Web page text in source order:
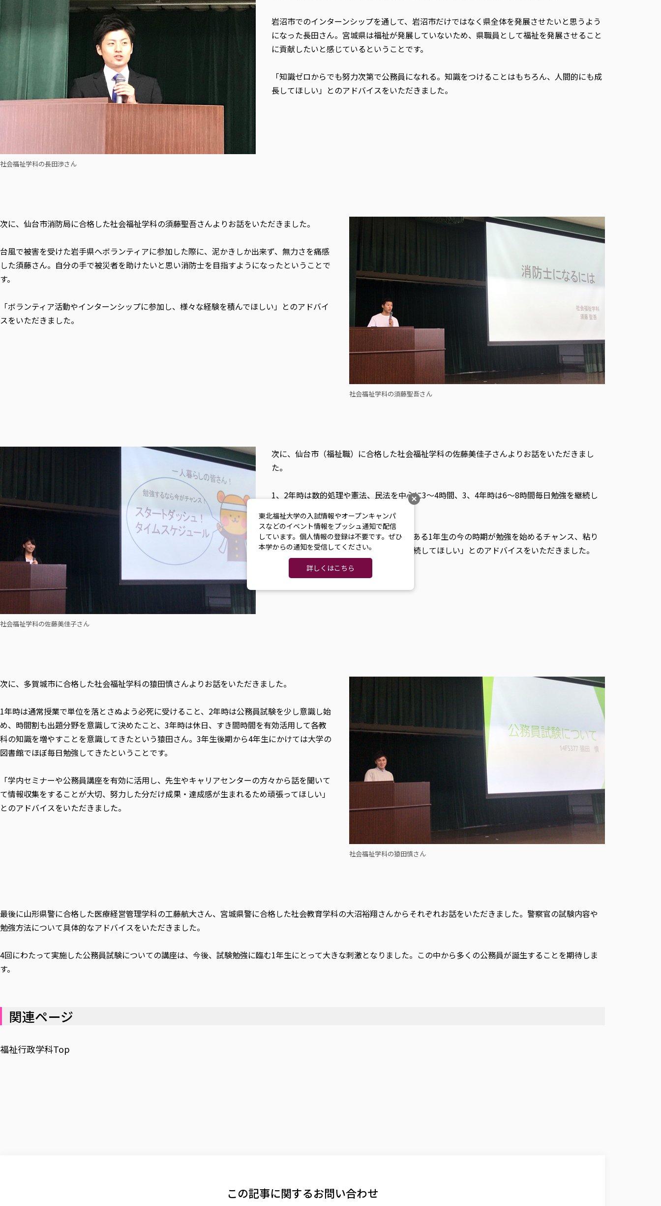
社会福祉学科の長田渉さん
岩沼市でのインターンシップを通して、岩沼市だけではなく県全体を発展させたいと思うよう
になった長田さん。宮城県は福祉が発展していないため、県職員として福祉を発展させること
に貢献したいと感じているということです。
「知識ゼロからでも努力次第で公務員になれる。知識をつけることはもちろん、人間的にも成
長してほしい」とのアドバイスをいただきました。
社会福祉学科の須藤聖吾さん
次に、仙台市消防局に合格した社会福祉学科の須藤聖吾さんよりお話をいただきました。
台風で被害を受けた岩手県へボランティアに参加した際に、泥かきしか出来ず、無力さを痛感
した須藤さん。自分の手で被災者を助けたいと思い消防士を目指すようになったということで
す。
「ボランティア活動やインターンシップに参加し、様々な経験を積んでほしい」とのアドバイ
スをいただきました。
社会福祉学科の佐藤美佳子さん
次に、仙台市（福祉職）に合格した社会福祉学科の佐藤美佳子さんよりお話をいただきまし
た。
1、2年時は数的処理や憲法、民法を中心に3～4時間、3、4年時は6～8時間毎日勉強を継続し
「大学生活に慣れてきて、比較的時間のある1年生の今の時期が勉強を始めるチャンス、粘り
強く、周りに流されず最後まで勉強を継続してほしい」とのアドバイスをいただきました。
社会福祉学科の猿田慎さん
次に、多賀城市に合格した社会福祉学科の猿田慎さんよりお話をいただきました。
1年時は通常授業で単位を落とさぬよう必死に受けること、2年時は公務員試験を少し意識し始
め、時間割も出題分野を意識して決めたこと、3年時は休日、すき間時間を有効活用して各教
科の知識を増やすことを意識してきたという猿田さん。3年生後期から4年生にかけては大学の
図書館でほぼ毎日勉強してきたということです。
「学内セミナーや公務員講座を有効に活用し、先生やキャリアセンターの方々から話を聞いて
て情報収集をすることが大切、努力した分だけ成果・達成感が生まれるため頑張ってほしい」
とのアドバイスをいただきました。
最後に山形県警に合格した医療経営管理学科の工藤航大さん、宮城県警に合格した社会教育学科の大沼裕翔さんからそれぞれお話をいただきました。警察官の試験内容や
勉強方法について具体的なアドバイスをいただきました。
4回にわたって実施した公務員試験についての講座は、今後、試験勉強に臨む1年生にとって大きな刺激となりました。この中から多くの公務員が誕生することを期待しま
す。
関連ページ
福祉行政学科Top
この記事に関するお問い合わせ
東北福祉大学の入試情報やオープンキャンパ
スなどのイベント情報をプッシュ通知で配信
しています。個人情報の登録は不要です。ぜひ
本学からの通知を受信してください。
詳しくはこちら